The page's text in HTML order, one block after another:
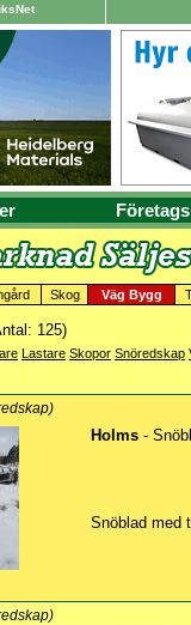
Skog Väg Bygg
125)
Lastare Skopor Snöredskap
Holms -
Snöblad med